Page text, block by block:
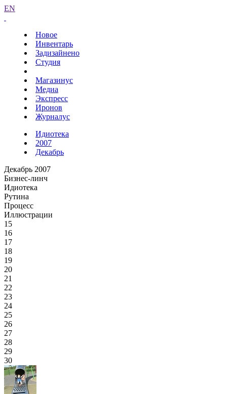
EN
Новое
Инвентарь
Задизайнено
Студия
Магазинус
Медиа
Экспресс
Иронов
Журналус
Идиотека
2007
Декабрь
Декабрь 2007
Бизнес-линч
Идиотека
Рутина
Процесс
Иллюстрации
15
16
17
18
19
20
21
22
23
24
25
26
27
28
29
30